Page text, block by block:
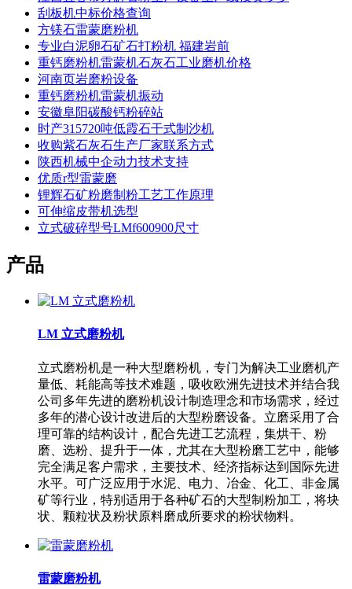
刮板机中标价格查询
方镁石雷蒙磨粉机
专业白泥卵石矿石打粉机 福建岩前
重钙磨粉机雷蒙机石灰石工业磨机价格
河南页岩磨粉设备
重钙磨粉机雷蒙机振动
安徽阜阳碳酸钙粉碎站
时产315720吨低霞石干式制沙机
收购紫石灰石生产厂家联系方式
陕西机械中企动力技术支持
优质r型雷蒙磨
锂辉石矿粉磨制粉工艺工作原理
可伸缩皮带机选型
立式破碎型号LMf600900尺寸
产品
LM 立式磨粉机
立式磨粉机是一种大型磨粉机，专门为解决工业磨机产
量低、耗能高等技术难题，吸收欧洲先进技术并结合我
公司多年先进的磨粉机设计制造理念和市场需求，经过
多年的潜心设计改进后的大型粉磨设备。立磨采用了合
理可靠的结构设计，配合先进工艺流程，集烘干、粉
磨、选粉、提升于一体，尤其在大型粉磨工艺中，能够
完全满足客户需求，主要技术、经济指标达到国际先进
水平。可广泛应用于水泥、电力、冶金、化工、非金属
矿等行业，特别适用于各种矿石的大型制粉加工，将块
状、颗粒状及粉状原料磨成所要求的粉状物料。
雷蒙磨粉机